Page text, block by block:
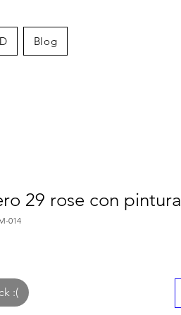
Blog
29 rose con pintura
014
:(